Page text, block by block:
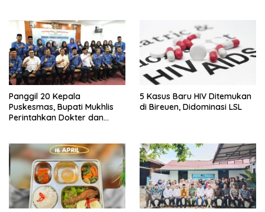
Panggil 20 Kepala
Puskesmas, Bupati Mukhlis
Perintahkan Dokter dan
5 Kasus Baru HIV Ditemukan
di Bireuen, Didominasi LSL